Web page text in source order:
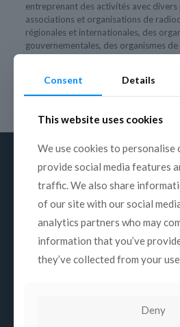
entreprenant des activités avec
associations et organisations de
régionales et internationales, des
gouvernementales, des organismes
Pour plus d’informations
About us
Mission
History
Consent Details
This website uses cookies
We use cookies to personalise
provide social media features
traffic. We also share
of our site with our social
analytics partners who may
information that you’ve
they’ve collected from your
Deny